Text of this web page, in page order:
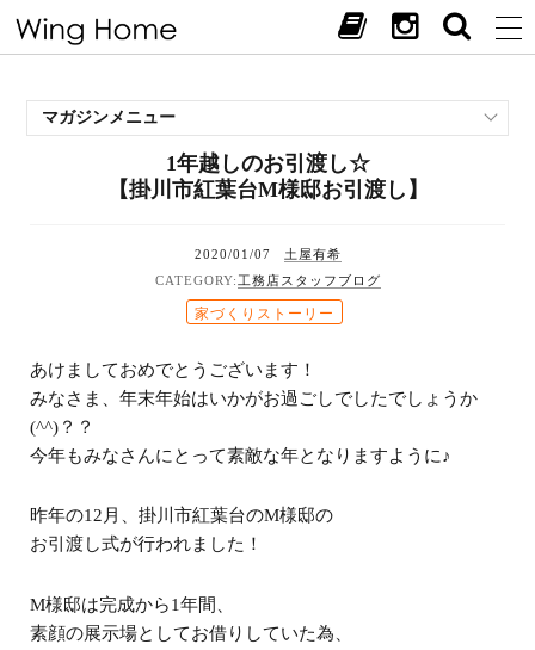
マガジンメニュー
スタッフブログ
見学会・イベント
お施主様ブログ
1年越しのお引渡し☆
【掛川市紅葉台M様邸お引渡し】
2020/01/07
土屋有希
工務店スタッフブログ
家づくりストーリー
あけましておめでとうございます！
みなさま、年末年始はいかがお過ごしでしたでしょうか
(^^)？？
今年もみなさんにとって素敵な年となりますように♪
昨年の12月、掛川市紅葉台のM様邸の
お引渡し式が行われました！
M様邸は完成から1年間、
素顔の展示場としてお借りしていた為、